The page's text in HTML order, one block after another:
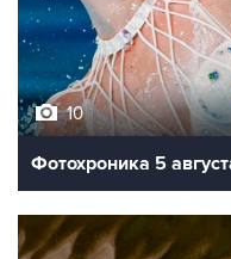
10
Фотохроника 5